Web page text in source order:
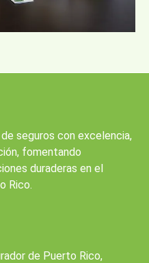
seguros con excelencia,
fomentando
duraderas en el
Rico.
de Puerto Rico,